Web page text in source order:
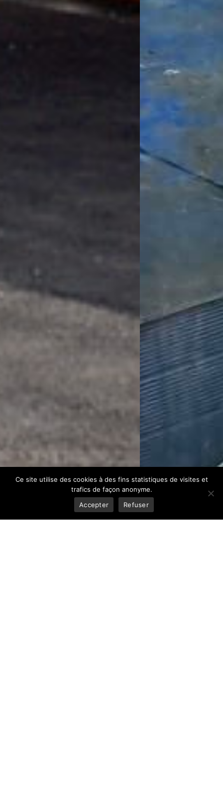
Ce site utilise des cookies à des fins statistiques de visites et
trafics de façon anonyme.
Accepter
Refuser